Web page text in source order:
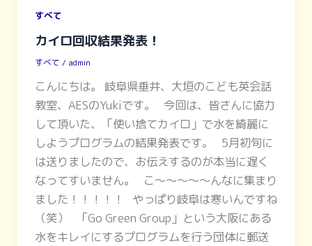
すべて
カイロ回収結果発表！
すべて / admin
こんにちは。 岐阜県垂井、大垣のこども英会話
教室、AESのYukiです。 今回は、皆さんに協力
して頂いた、「使い捨てカイロ」で水を綺麗に
しようプログラムの結果発表です。 5月初旬に
は送りましたので、お伝えするのが本当に遅く
なってすいません。 こ〜〜〜〜〜んなに集まり
ました！！！！！ やっぱり岐阜は寒いんですね
（笑） 「Go Green Group」という大阪にある
水をキレイにするプログラムを行う団体に郵送